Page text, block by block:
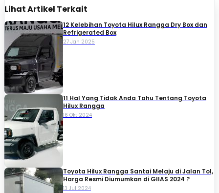
Lihat Artikel Terkait
12 Kelebihan Toyota Hilux Rangga Dry Box dan
Refrigerated Box
27 Jan 2025
11 Hal Yang Tidak Anda Tahu Tentang Toyota
Hilux Rangga
16 Okt 2024
Toyota Hilux Rangga Santai Melaju di Jalan Tol,
Harga Resmi Diumumkan di GIIAS 2024 ?
13 Jul 2024